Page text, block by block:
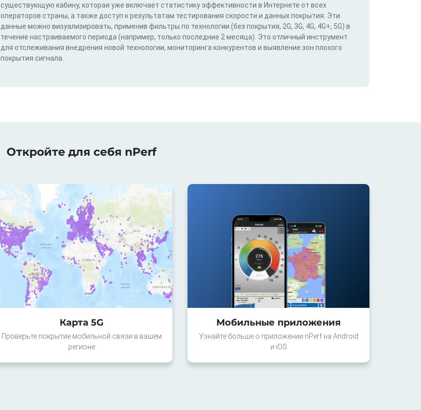
существующую кабину, которая уже включает статистику эффективности в Интернете от всех
операторов страны, а также доступ к результатам тестирования скорости и данных покрытия. Эти
данные можно визуализировать, применив фильтры по технологии (без покрытия, 2G, 3G, 4G, 4G+, 5G) в
течение настраиваемого периода (например, только последние 2 месяца). Это отличный инструмент
для отслеживания внедрения новой технологии, мониторинга конкурентов и выявление зон плохого
покрытия сигнала.
Откройте для себя nPerf
Карта 5G
Проверьте покрытие мобильной связи в вашем
регионе
Мобильные приложения
Узнайте больше о приложении nPerf на Android
и iOS